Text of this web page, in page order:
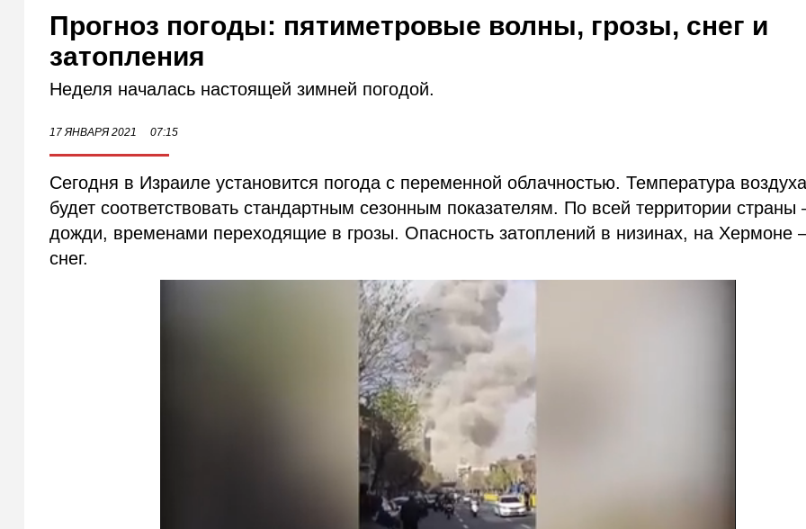
Прогноз погоды: пятиметровые волны, грозы, снег и
затопления
Неделя началась настоящей зимней погодой.
17 ЯНВАРЯ 2021 07:15
Сегодня в Израиле установится погода с переменной облачностью. Температура воздуха
будет соответствовать стандартным сезонным показателям. По всей территории страны
дожди, временами переходящие в грозы. Опасность затоплений в низинах, на Хермоне
снег.